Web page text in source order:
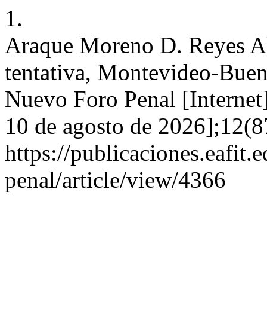
1.
Araque Moreno D. Reyes
tentativa, Montevideo-
Nuevo Foro Penal
10 de agosto de
https://
penal/article/view/4366